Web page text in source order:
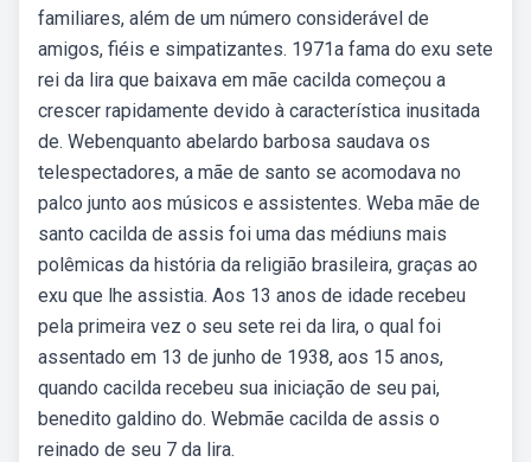
familiares, além de um número considerável de
amigos, fiéis e simpatizantes. 1971a fama do exu sete
rei da lira que baixava em mãe cacilda começou a
crescer rapidamente devido à característica inusitada
de. Webenquanto abelardo barbosa saudava os
telespectadores, a mãe de santo se acomodava no
palco junto aos músicos e assistentes. Weba mãe de
santo cacilda de assis foi uma das médiuns mais
polêmicas da história da religião brasileira, graças ao
exu que lhe assistia. Aos 13 anos de idade recebeu
pela primeira vez o seu sete rei da lira, o qual foi
assentado em 13 de junho de 1938, aos 15 anos,
quando cacilda recebeu sua iniciação de seu pai,
benedito galdino do. Webmãe cacilda de assis o
reinado de seu 7 da lira.